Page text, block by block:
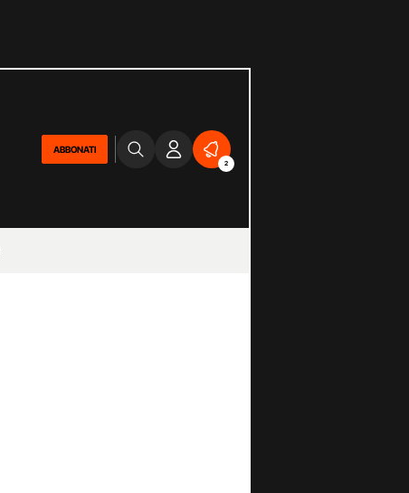
ABBONATI
2